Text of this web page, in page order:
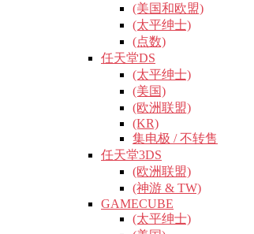
(美国和欧盟)
(太平绅士)
(点数)
任天堂DS
(太平绅士)
(美国)
(欧洲联盟)
(KR)
集电极 / 不转售
任天堂3DS
(欧洲联盟)
(神游 & TW)
GAMECUBE
(太平绅士)